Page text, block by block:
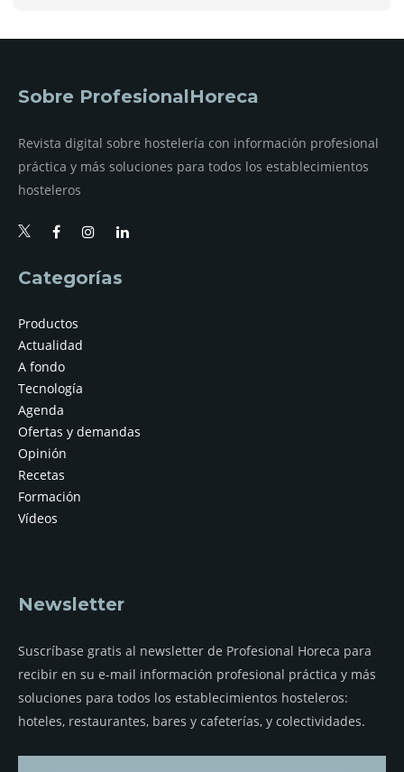
Sobre ProfesionalHoreca
Revista digital sobre hostelería con información profesional
práctica y más soluciones para todos los establecimientos
hosteleros
Categorías
Productos
Actualidad
A fondo
Tecnología
Agenda
Ofertas y demandas
Opinión
Recetas
Formación
Vídeos
Newsletter
Suscríbase gratis al newsletter de Profesional Horeca para
recibir en su e-mail información profesional práctica y más
soluciones para todos los establecimientos hosteleros:
hoteles, restaurantes, bares y cafeterías, y colectividades.